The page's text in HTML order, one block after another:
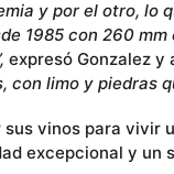
y por el otro, lo
1985 con 260
expresó Gonzalez y
limo y piedras
vinos para vivir
excepcional y un